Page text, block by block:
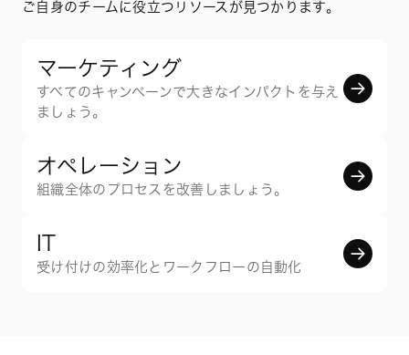
ご自身のチームに役立つリソースが見つかります。
マーケティング
すべてのキャンペーンで大きなインパクトを与え
ましょう。
オペレーション
組織全体のプロセスを改善しましょう。
IT
受け付けの効率化とワークフローの自動化